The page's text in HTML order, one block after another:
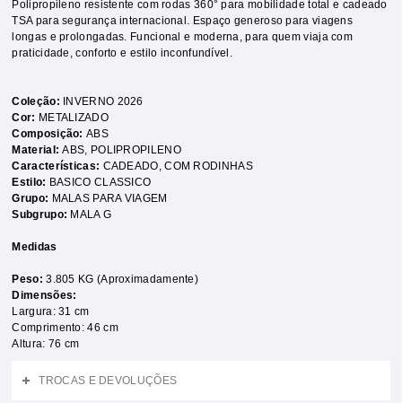
Polipropileno resistente com rodas 360° para mobilidade total e cadeado
TSA para segurança internacional. Espaço generoso para viagens
longas e prolongadas. Funcional e moderna, para quem viaja com
praticidade, conforto e estilo inconfundível.
Coleção:
INVERNO 2026
Cor: METALIZADO
Composição:ABS
Material:ABS, POLIPROPILENO
Características: CADEADO,COM RODINHAS
Estilo: BASICO CLASSICO
Grupo: MALAS PARA VIAGEM
Subgrupo: MALA G
Medidas
Peso:3.805 KG (Aproximadamente)
Dimensões:
Largura: 31 cm
Comprimento: 46 cm
Altura: 76 cm
TROCAS E DEVOLUÇÕES